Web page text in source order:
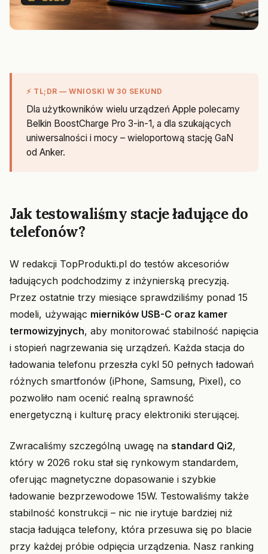
⚡ TL;DR — WNIOSKI W 30 SEKUND
Dla użytkowników wielu urządzeń Apple polecamy
Belkin BoostCharge Pro 3-in-1, a dla szukających
uniwersalności i mocy – wieloportową stację GaN
od Anker.
Jak testowaliśmy stacje ładujące do
telefonów?
W redakcji TopProdukti.pl do testów akcesoriów
ładujących podchodzimy z inżynierską precyzją.
Przez ostatnie trzy miesiące sprawdziliśmy ponad 15
modeli, używając mierników USB-C oraz kamer
termowizyjnych, aby monitorować stabilność napięcia
i stopień nagrzewania się urządzeń. Każda stacja do
ładowania telefonu przeszła cykl 50 pełnych ładowań
różnych smartfonów (iPhone, Samsung, Pixel), co
pozwoliło nam ocenić realną sprawność
energetyczną i kulturę pracy elektroniki sterującej.
Zwracaliśmy szczególną uwagę na standard Qi2,
który w 2026 roku stał się rynkowym standardem,
oferując magnetyczne dopasowanie i szybkie
ładowanie bezprzewodowe 15W. Testowaliśmy także
stabilność konstrukcji – nic nie irytuje bardziej niż
stacja ładująca telefony, która przesuwa się po blacie
przy każdej próbie odpięcia urządzenia. Nasz ranking